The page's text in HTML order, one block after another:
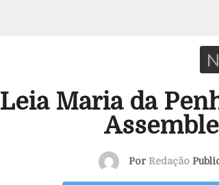
Leia Maria da
Por Redação